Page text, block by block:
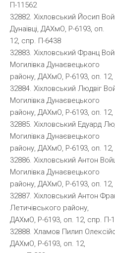
П-11562
32882. Хіхловський Йосип
Дунаївці, ДАХмО, Р-6193, оп.
12, спр. П-6438
32883. Хіхловський Франц
Могилівка Дунаєвецького
району, ДАХмО, Р-6193, оп. 12,
32884. Хіхловський Людвіг
Могилівка Дунаєвецького
району, ДАХмО, Р-6193, оп.
32885. Хіхловський Едуард
Могилівка Дунаєвецького
району, ДАХмО, Р-6193, оп.
32886. Хіхловський Антон
Могилівка Дунаєвецького
району, ДАХмО, Р-6193, оп.
32887. Хіхловський Антон
Летичівського району,
ДАХмО, Р-6193, оп. 12, спр. П-
32888. Хламов Пилип
ДАХмО, Р-6193, оп. 12,